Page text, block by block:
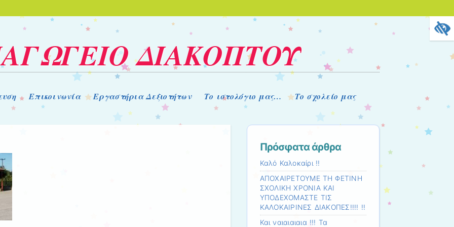
ΔΙΑΚΟΠΤΟΥ
Επικοινωνία Εργαστήρια Δεξιοτήτων Το ιστολόγιο μας… Το σχολείο μας
Πρόσφατα άρθρα
Καλό Καλοκαίρι !!
ΑΠΟΧΑΙΡΕΤΟΥΜΕ ΤΗ ΦΕΤΙΝΗ
ΣΧΟΛΙΚΗ ΧΡΟΝΙΑ ΚΑΙ
ΥΠΟΔΕΧΟΜΑΣΤΕ ΤΙΣ
ΚΑΛΟΚΑΙΡΙΝΕΣ ΔΙΑΚΟΠΕΣ!!!! !!
Και ναιαιαιαια !!! Τα